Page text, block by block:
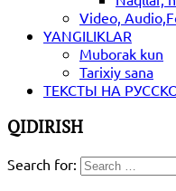
Video,
YANGILIKLAR
Muborak kun
Tarixiy sana
ТЕКСТЫ НА
QIDIRISH
Search for: